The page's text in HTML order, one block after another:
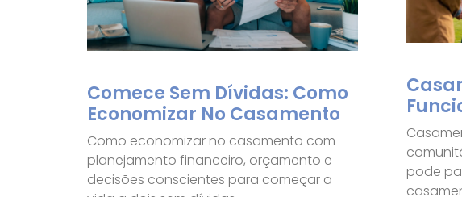
Comece Sem Dívidas: Como
Economizar No Casamento
Como economizar no casamento com
planejamento financeiro, orçamento e
decisões conscientes para começar a
pode